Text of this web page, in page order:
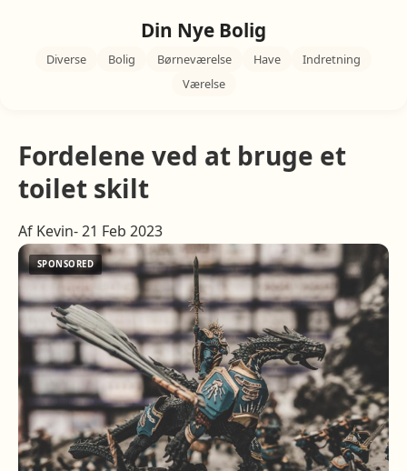
Din Nye Bolig
Diverse Bolig Børneværelse Have
Indretning
Værelse
Fordelene ved at bruge et
toilet skilt
Af Kevin- 21 Feb 2023